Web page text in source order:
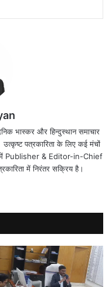
भास्कर और हिन्दुस्थान समाचार
उत्कृष्ट पत्रकारिता के लिए कई मंचों
में Publisher & Editor-in-Chief
में निरंतर सक्रिय है।